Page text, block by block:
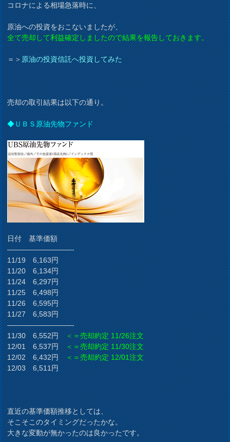
コロナによる相場急落時に、
原油への投資をおこないましたが、
全て売却して利益確定しましたので結果を報告しておきます。
＝＞原油の投資信託へ投資してみた
売却の取引結果は以下の通り。
◆ＵＢＳ原油先物ファンド
日付 基準価額
—————————-
11/19 6,163円
11/20 6,134円
11/24 6,297円
11/25 6,498円
11/26 6,595円
11/27 6,583円
—————————-
11/30 6,552円＜＝売却約定 11/26注文
12/01 6,537円＜＝売却約定 11/30注文
12/02 6,432円＜＝売却約定 12/01注文
12/03 6,511円
直近の基準価額推移としては、
そこそこのタイミングだったかな。
大きな変動が無かったのは良かったです。